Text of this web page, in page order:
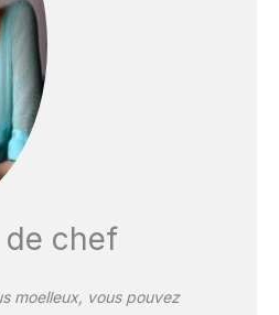
de chef
moelleux, vous pouvez